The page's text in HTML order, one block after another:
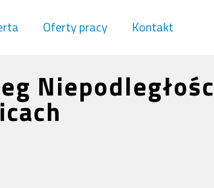
Oferty pracy Kontakt